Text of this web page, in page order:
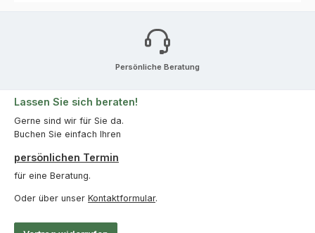
Persönliche Beratung
Lassen Sie sich beraten!
Gerne sind wir für Sie da.
Buchen Sie einfach Ihren
persönlichen Termin
für eine Beratung.
Oder über unser Kontaktformular.